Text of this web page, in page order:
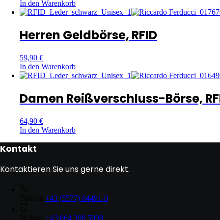
In den Warenkorb
Herren Geldbörse, RFID
59,90 €
In den Warenkorb
Damen Reißverschluss-Börse,
64,90 €
In den Warenkorb
Kontakt
Kontaktieren Sie uns gerne direkt.
+43 (5577) 84491-0
+43 664 308 5098